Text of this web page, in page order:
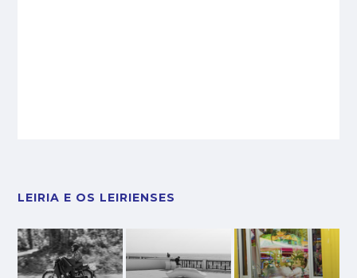
LEIRIA E OS LEIRIENSES